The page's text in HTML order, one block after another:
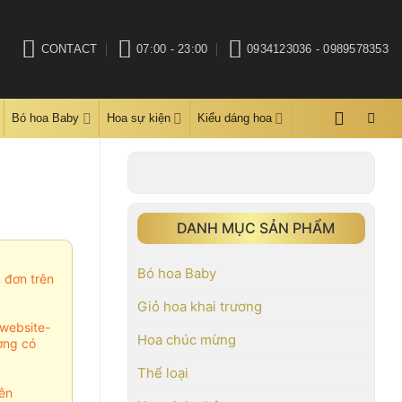
CONTACT 07:00 - 23:00 0934123036 - 0989578353
Bó hoa Baby Hoa sự kiện Kiểu dáng hoa
DANH MỤC SẢN PHẨM
Bó hoa Baby
Giỏ hoa khai trương
Hoa chúc mừng
Thể loại
đơn trên
có